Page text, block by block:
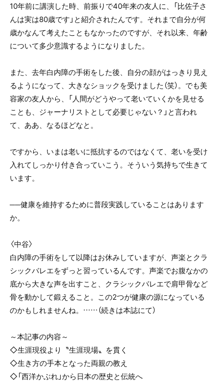
10年前に講演した時、前振りで40年来の友人に、「比佐子さ
んは実は80歳です」と紹介されたんです。それまで自分が何
歳かなんて考えたこともなかったのですが、それ以来、年齢
について多少意識するようになりました。
また、去年白内障の手術をした後、自分の顔がはっきり見え
るようになって、大きなショックを受けました（笑）。でも美
容家の友人から、「人間がどうやって老いていくかを見せる
ことも、ジャーナリストとして必要じゃない？」と言われ
て、ああ、なるほどなと。
ですから、いまは老いに抵抗するのではなくて、老いを受け
入れてしっかり付き合っていこう。そういう気持ちで生きて
います。
──健康を維持するために普段実践していることはあります
か。
〈中谷〉
白内障の手術をして以降はお休みしていますが、声楽とクラ
シックバレエをずっと習っているんです。声楽でお腹なかの
底から大きな声を出すこと、クラシックバレエで肩甲骨など
骨を動かして鍛えること。この2つが健康の源になっている
のかもしれませんね。……（続きは本誌にて）
～本記事の内容～
◇生涯現役より〝生涯現場〟を貫く
◇生き方の手本となった両親の教え
◇「西洋かぶれ」から日本の歴史と伝統へ